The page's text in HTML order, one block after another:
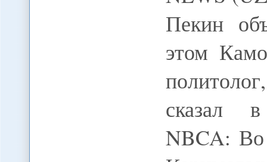
Пекин
этом
сказал
NBCA: Во